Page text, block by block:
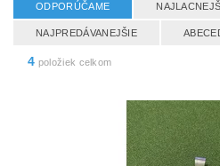
ODPORÚČAME
NAJPREDÁVANEJŠIE
4 položiek celkom